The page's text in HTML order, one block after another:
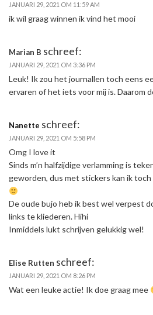
JANUARI 29, 2021 OM 11:59 AM
ik wil graag winnen ik vind het mooi
Marian B schreef:
JANUARI 29, 2021 OM 3:36 PM
Leuk! Ik zou het journallen toch eens
ervaren of het iets voor mij is. Daarom
Nanette schreef:
JANUARI 29, 2021 OM 5:58 PM
Omg I love it
Sinds m’n halfzijdige verlamming is
geworden, dus met stickers kan ik toch
De oude bujo heb ik best wel verpest
links te kliederen. Hihi
Inmiddels lukt schrijven gelukkig wel!
Elise Rutten schreef:
JANUARI 29, 2021 OM 8:26 PM
Wat een leuke actie! Ik doe graag mee